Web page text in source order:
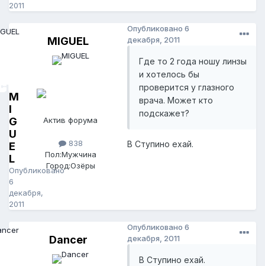
2011
M
I
G
U
E
L
Опубликовано
6
декабря,
2011
MIGUEL
Актив форума
838
Пол:Мужчина
Город:Озёры
Опубликовано 6
декабря, 2011
Где то 2 года ношу линзы
и хотелось бы
проверится у глазного
врача. Может кто
подскажет?
В Ступино ехай.
Dancer
Опубликовано 6
декабря, 2011
В Ступино ехай.